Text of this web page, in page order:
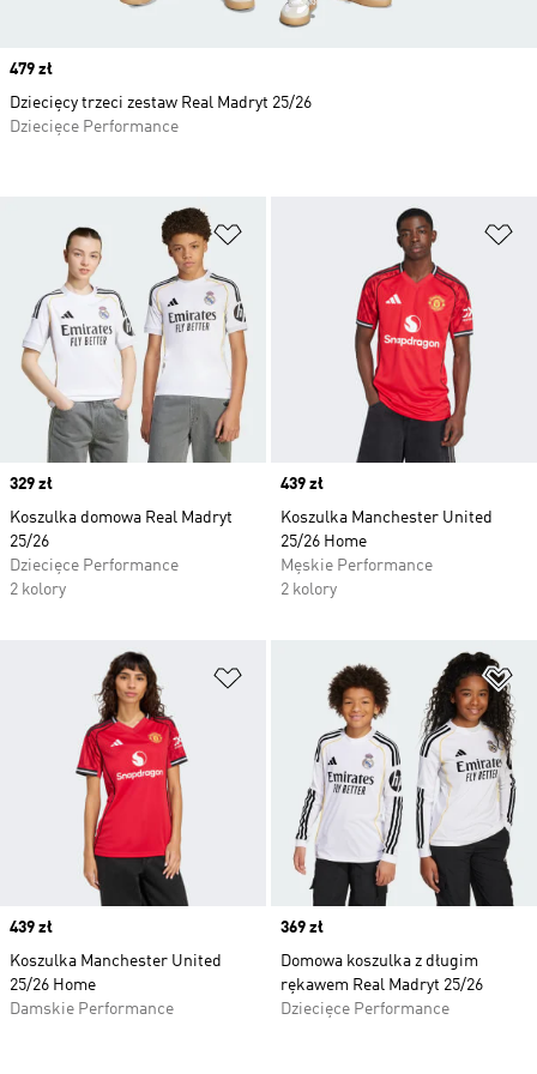
Dodaj do listy życzeń
Price
329 zł
Koszulka domowa Real Madryt
25/26
Dziecięce Performance
2 kolory
Price
439 zł
Koszulka Manchester United
25/26 Home
Męskie Performance
2 kolory
Dodaj do listy życzeń
Price
439 zł
Koszulka Manchester United
25/26 Home
Damskie Performance
Price
369 zł
Domowa koszulka z długim
rękawem Real Madryt 25/26
Dziecięce Performance
Price
479 zł
Dziecięcy trzeci zestaw Real Madryt 25/26
Dziecięce Performance